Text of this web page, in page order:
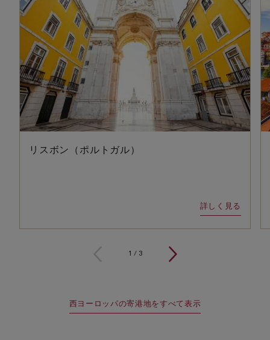
リスボン（ポルトガル）
詳しく見る
1 / 3
西ヨーロッパの寄港地をすべて表示